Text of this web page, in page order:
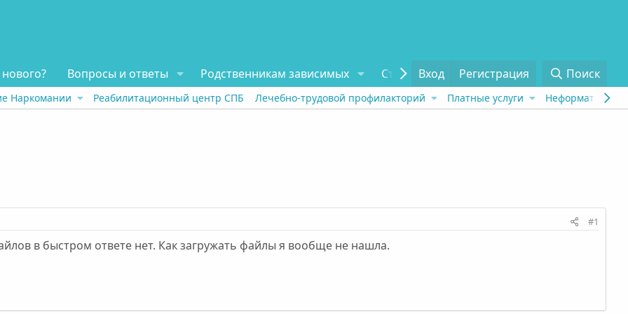
Вопросы и ответы Родственникам зависимых Статьи Отзывы О проекте
Вход Регистрация Поиск
Наркомании Реабилитационный центр СПБ Лечебно-трудовой профилакторий Платные услуги Неформат
#1
в быстром ответе нет. Как загружать файлы я вообще не нашла.